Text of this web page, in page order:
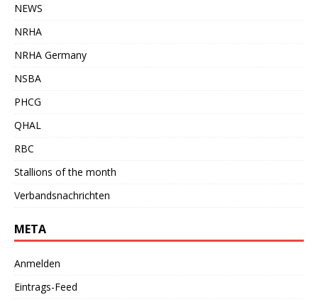
NEWS
NRHA
NRHA Germany
NSBA
PHCG
QHAL
RBC
Stallions of the month
Verbandsnachrichten
META
Anmelden
Eintrags-Feed